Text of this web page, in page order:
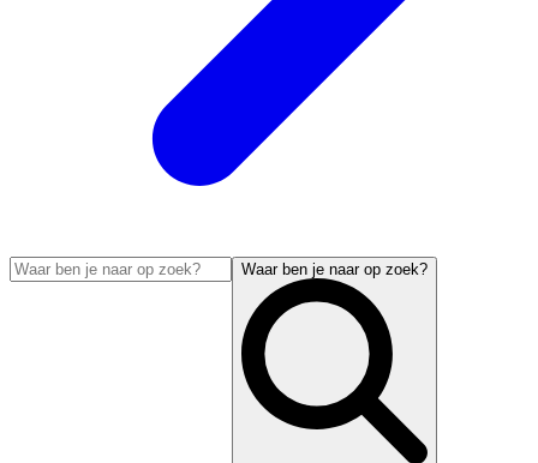
Waar ben je naar op zoek?